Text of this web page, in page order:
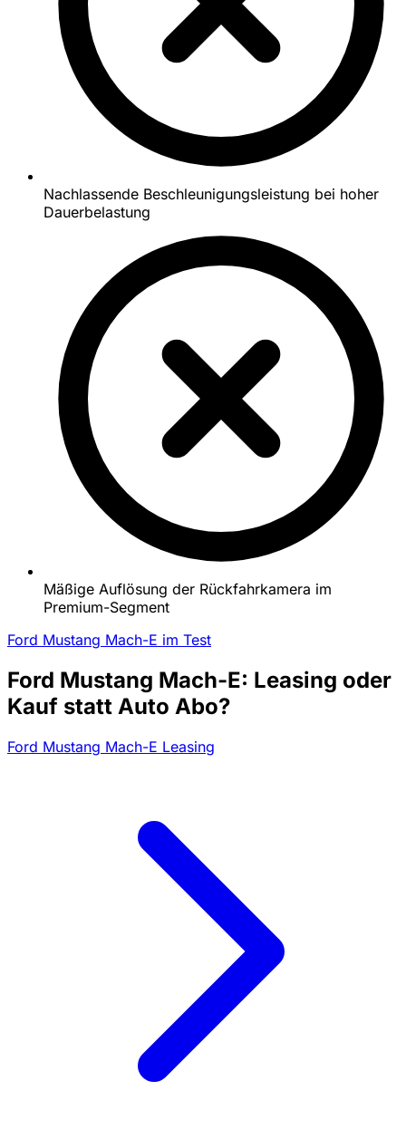
Nachlassende Beschleunigungsleistung bei hoher
Dauerbelastung
Mäßige Auflösung der Rückfahrkamera im
Premium-Segment
Ford Mustang Mach-E im Test
Ford Mustang Mach-E: Leasing oder
Kauf statt Auto Abo?
Ford Mustang Mach-E Leasing